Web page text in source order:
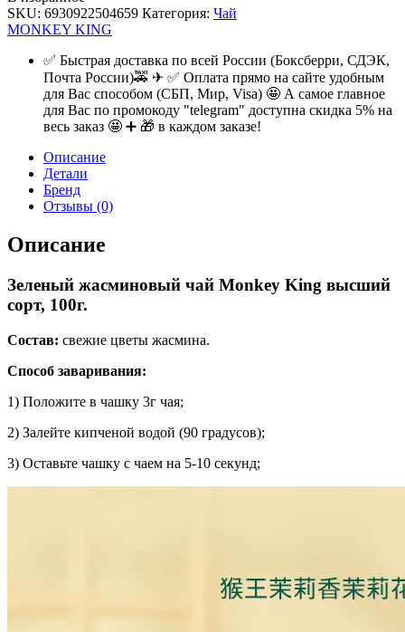
SKU: 6930922504659 Категория: Чай
MONKEY KING
✅ Быстрая доставка по всей России (Боксберри, СДЭК,
Почта России)🚕 ✈ ✅ Оплата прямо на сайте удобным
для Вас способом (СБП, Мир, Visa) 🤩 А самое главное
для Вас по промокоду "telegram" доступна скидка 5% на
весь заказ 🤩 ➕ 🎁 в каждом заказе!
Описание
Детали
Бренд
Отзывы (0)
Описание
Зеленый жасминовый чай Monkey King высший
сорт, 100г.
Состав: свежие цветы жасмина.
Способ заваривания:
1) Положите в чашку 3г чая;
2) Залейте кипченой водой (90 градусов);
3) Оставьте чашку с чаем на 5-10 секунд;